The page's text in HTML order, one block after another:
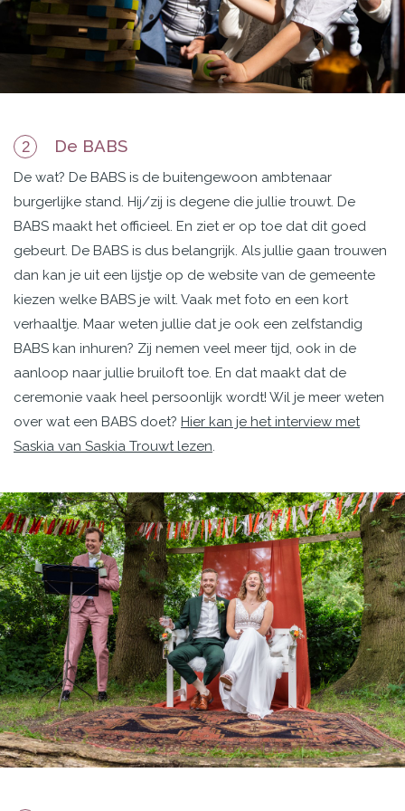
2 De BABS
De wat? De BABS is de buitengewoon ambtenaar
burgerlijke stand. Hij/zij is degene die jullie trouwt. De
BABS maakthet officieel. En ziet er op toe dat dit goed
gebeurt. De BABS is dus belangrijk. Als jullie gaan trouwen
dan kan je uit een lijstje op de website van de gemeente
kiezen welke BABS je wilt. Vaak met foto en een kort
verhaaltje. Maar weten jullie dat je ook een zelfstandig
BABS kan inhuren? Zij nemen veel meer tijd, ook in de
aanloop naar jullie bruiloft toe. En dat maakt dat de
ceremonie vaak heel persoonlijk wordt! Wil je meer weten
over wat een BABS doet? Hier kan je het interview met
Saskia van Saskia Trouwt lezen.